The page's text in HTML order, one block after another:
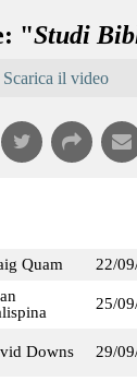
"Studi
Scarica il video
Quam 22/
25/
Downs 29/